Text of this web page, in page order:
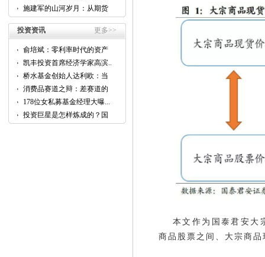
施建军的山河岁月：从期货
到...
投资资讯
更多>>
俞培斌：零利率时代的资产
配...
凯丰投资首席经济学家高滨...
桥水基金创始人达利欧：当
前...
消费品赛道之辩：差赛道的
好...
178位女私募基金经理大曝...
投资巨星是怎样炼成的？国
内...
本文作为国泰君安大
商品股票之间、大宗商